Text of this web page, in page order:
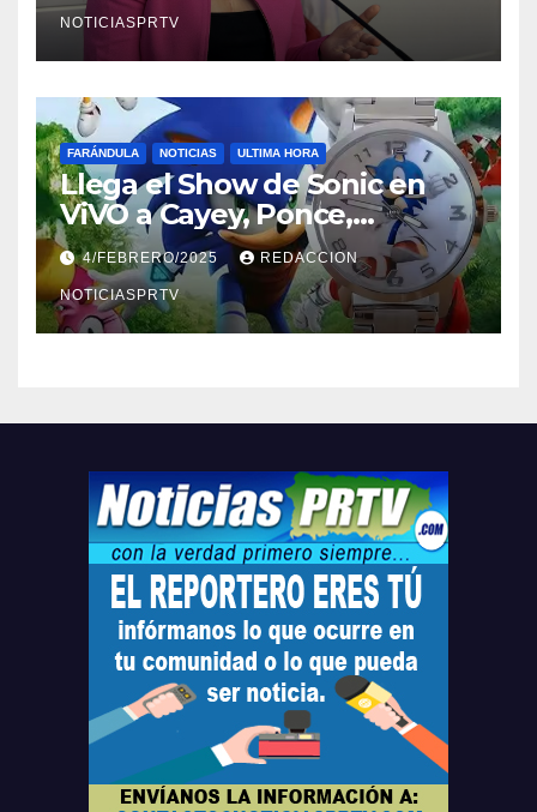
NOTICIASPRTV
FARÁNDULA NOTICIAS ULTIMA HORA
Llega el Show de Sonic en
ViVO a Cayey, Ponce,
Barceloneta y Humacao,
Relojes gratis para el que
compre ahora….
4/FEBRERO/2025 REDACCION
NOTICIASPRTV